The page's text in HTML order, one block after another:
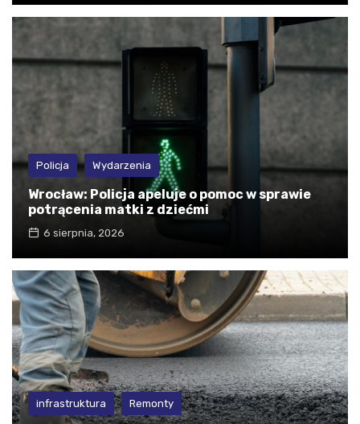
Policja Wydarzenia
Wrocław: Policja apeluje o pomoc w sprawie
potrącenia matki z dziećmi
6 sierpnia, 2026
infrastruktura Remonty